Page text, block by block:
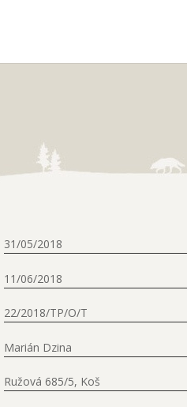
31/05/2018
11/06/2018
22/2018/TP/O/T
Marián Dzina
Ružová 685/5, Koš